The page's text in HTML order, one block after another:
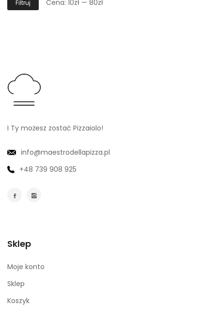
Filtruj Cena: 10zł — 80zł
I Ty możesz zostać Pizzaiolo!
info@maestrodellapizza.pl
+48 739 908 925
Sklep
Moje konto
Sklep
Koszyk